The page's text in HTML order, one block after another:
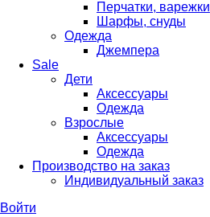
Перчатки, варежки
Шарфы, снуды
Одежда
Джемпера
Sale
Дети
Аксессуары
Одежда
Взрослые
Аксессуары
Одежда
Производство на заказ
Индивидуальный заказ
Войти